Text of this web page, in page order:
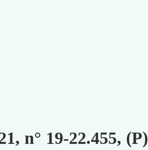
n° 19-22.455, (P)